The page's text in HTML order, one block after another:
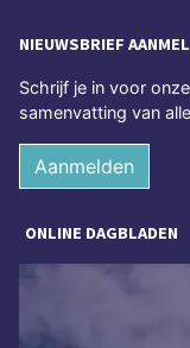
NIEUWSBRIEF
Schrijf je in voor
samenvatting van
Aanmelden
ONLINE DAGBLADEN